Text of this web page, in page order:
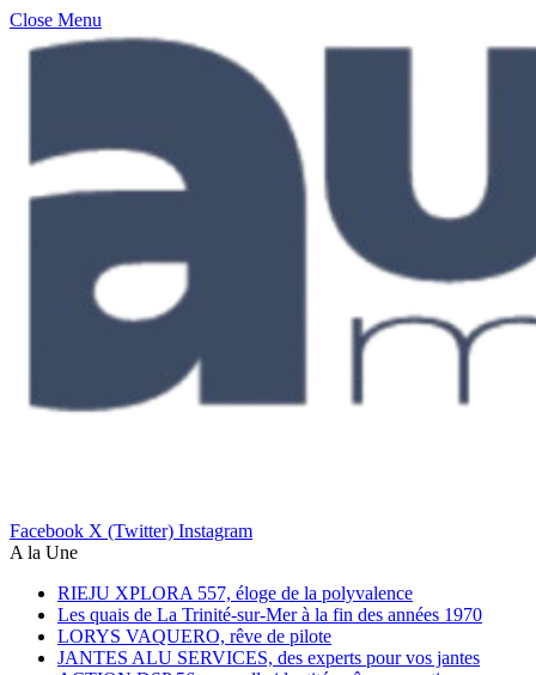
Close Menu
Facebook X (Twitter) Instagram
A la Une
RIEJU XPLORA 557, éloge de la polyvalence
Les quais de La Trinité-sur-Mer à la fin des années 1970
LORYS VAQUERO, rêve de pilote
JANTES ALU SERVICES, des experts pour vos jantes